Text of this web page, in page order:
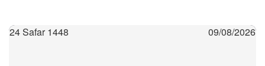
24 Safar 1448 09/08/2026